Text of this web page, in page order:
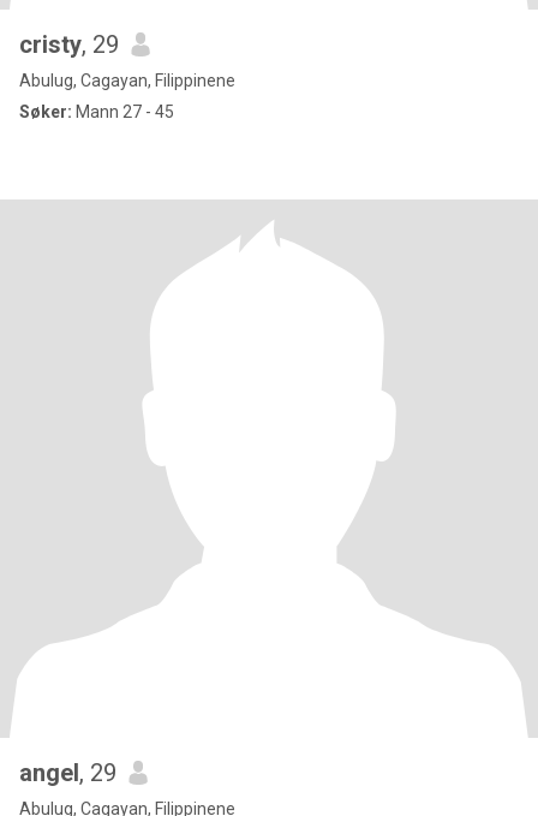
cristy, 29
Abulug, Cagayan, Filippinene
Søker: Mann 27 - 45
angel, 29
Abulug, Cagayan, Filippinene